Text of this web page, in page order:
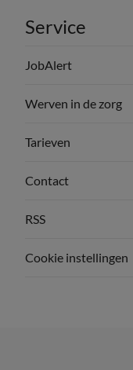
Service
JobAlert
Werven in de zorg
Tarieven
Contact
RSS
Cookie instellingen